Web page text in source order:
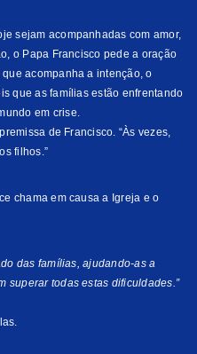
sejam acompanhadas com amor,
o Papa Francisco pede a oração
acompanha a intenção, o
que as famílias estão enfrentando
em crise.
de Francisco. “Às vezes,
filhos.”
chama em causa a Igreja e o
das famílias, ajudando-as a
superar todas estas dificuldades.”